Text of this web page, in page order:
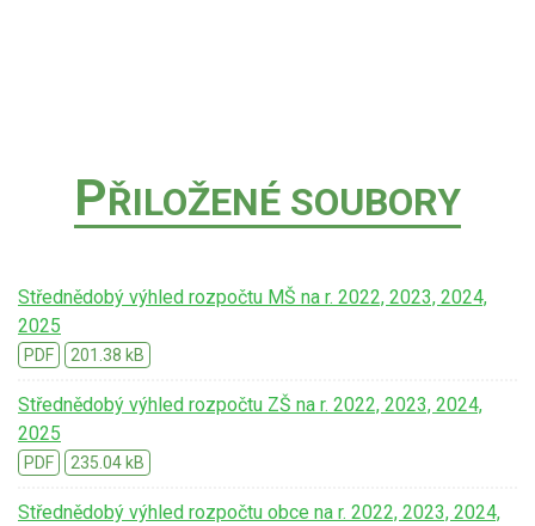
PŘILOŽENÉ SOUBORY
Střednědobý výhled rozpočtu MŠ na r. 2022, 2023, 2024,
2025
PDF 201.38 kB
Střednědobý výhled rozpočtu ZŠ na r. 2022, 2023, 2024,
2025
PDF 235.04 kB
Střednědobý výhled rozpočtu obce na r. 2022, 2023, 2024,